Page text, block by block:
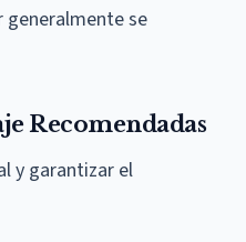
generalmente se
Recomendadas
y garantizar el